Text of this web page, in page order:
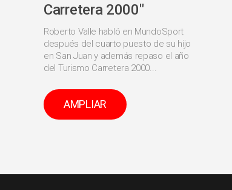
Carretera 2000"
Roberto Valle habló en MundoSport
después del cuarto puesto de su hijo
en San Juan y además repaso el año
del Turismo Carretera 2000...
AMPLIAR